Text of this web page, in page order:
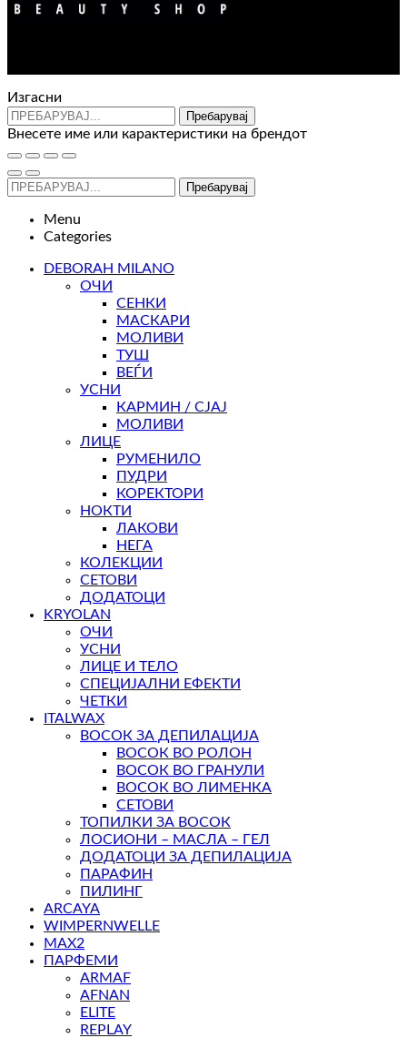
Изгасни
Пребарувај
Внесете име или карактеристики на брендот
Пребарувај
Menu
Categories
DEBORAH MILANO
ОЧИ
СЕНКИ
МАСКАРИ
МОЛИВИ
ТУШ
ВЕЃИ
УСНИ
КАРМИН / СЈАЈ
МОЛИВИ
ЛИЦЕ
РУМЕНИЛО
ПУДРИ
КОРЕКТОРИ
НОКТИ
ЛАКОВИ
НЕГА
КОЛЕКЦИИ
СЕТОВИ
ДОДАТОЦИ
KRYOLAN
ОЧИ
УСНИ
ЛИЦЕ И ТЕЛО
СПЕЦИЈАЛНИ ЕФЕКТИ
ЧЕТКИ
ITALWAX
ВОСОК ЗА ДЕПИЛАЦИЈА
ВОСОК ВО РОЛОН
ВОСОК ВО ГРАНУЛИ
ВОСОК ВО ЛИМЕНКА
СЕТОВИ
ТОПИЛКИ ЗА ВОСОК
ЛОСИОНИ – МАСЛА – ГЕЛ
ДОДАТОЦИ ЗА ДЕПИЛАЦИЈА
ПАРАФИН
ПИЛИНГ
ARCAYA
WIMPERNWELLE
MAX2
ПАРФЕМИ
ARMAF
AFNAN
ELITE
REPLAY